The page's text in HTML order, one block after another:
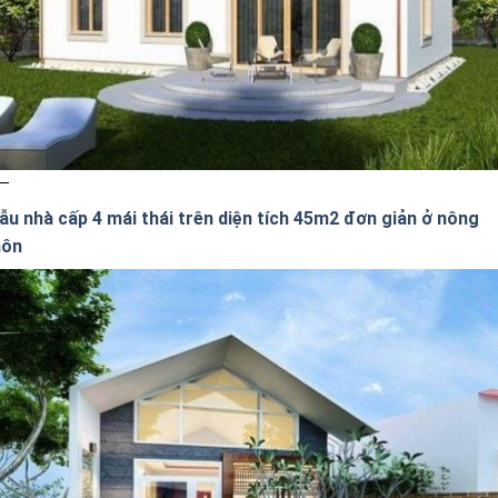
nhà cấp 4 mái thái trên diện tích 45m2 đơn giản ở nông